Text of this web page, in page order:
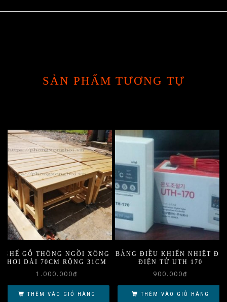
SẢN PHẨM TƯƠNG TỰ
GHẾ GỖ THÔNG NGỒI XÔNG
HƠI DÀI 70CM RỘNG 31CM
1.000.000₫
THÊM VÀO GIỎ HÀNG
BẢNG ĐIỀU KHIỂN NHIỆT ĐỘ
ĐIỆN TỬ UTH 170
900.000₫
THÊM VÀO GIỎ HÀNG